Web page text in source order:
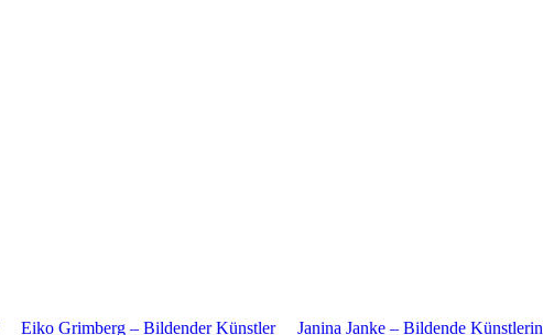
Eiko Grimberg – Bildender Künstler Janina Janke – Bildende Künstlerin